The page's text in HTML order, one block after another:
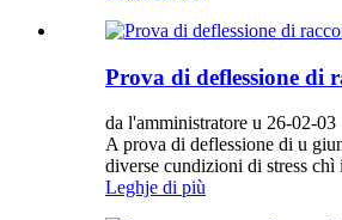
Prova di deflessione di
da l'amministratore u 26-02-03
A prova di deflessione di u
diverse cundizioni di stress
Leghje di più